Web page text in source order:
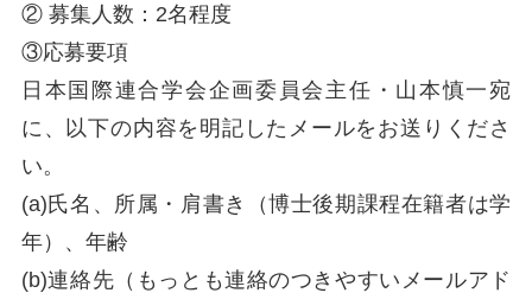
② 募集人数：2名程度
③応募要項
日本国際連合学会企画委員会主任・山本慎一宛
に、以下の内容を明記したメールをお送りくださ
い。
(a)氏名、所属・肩書き（博士後期課程在籍者は学
年）、年齢
(b)連絡先（もっとも連絡のつきやすいメールアド